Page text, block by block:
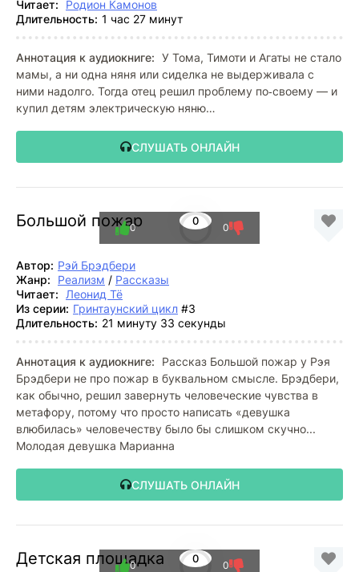
Читает:
Родион Камонов
Длительность: 1 час 27 минут
Аннотация к аудиокниге: У Тома, Тимоти и Агаты не стало
мамы, а ни одна няня или сиделка не выдерживала с
ними надолго. Тогда отец решил проблему по‑своему — и
купил детям электрическую няню…
СЛУШАТЬ ОНЛАЙН
Большой пожар 0
0 0
Автор: Рэй Брэдбери
Жанр:
Реализм / Рассказы
Читает:
Леонид Тё
Из серии: Гринтаунский цикл #3
Длительность: 21 минуту 33 секунды
Аннотация к аудиокниге:
Рассказ Большой пожар у Рэя
Брэдбери не про пожар в буквальном смысле. Брэдбери,
как обычно, решил завернуть человеческие чувства в
метафору, потому что просто написать «девушка
влюбилась» человечеству было бы слишком скучно...
Молодая девушка Марианна
СЛУШАТЬ ОНЛАЙН
Детская площадка 0
0 0